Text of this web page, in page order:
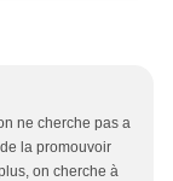
ne cherche pas a
la promouvoir
on cherche à